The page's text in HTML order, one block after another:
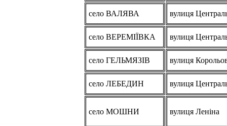
село ВАЛЯВА вулиця
село ВЕРЕМІЇВКА вулиця
село ГЕЛЬМЯЗІВ вулиця
село ЛЕБЕДИН вулиця
село МОШНИ вулиця Леніна